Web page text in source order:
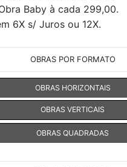
Baby à cada 299,00.
6X s/ Juros ou 12X.
OBRAS POR FORMATO
OBRAS HORIZONTAIS
OBRAS VERTICAIS
OBRAS QUADRADAS